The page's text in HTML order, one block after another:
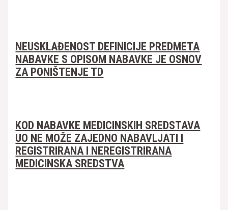
NEUSKLAĐENOST DEFINICIJE PREDMETA
NABAVKE S OPISOM NABAVKE JE OSNOV
ZA PONIŠTENJE TD
KOD NABAVKE MEDICINSKIH SREDSTAVA
UO NE MOŽE ZAJEDNO NABAVLJATI I
REGISTRIRANA I NEREGISTRIRANA
MEDICINSKA SREDSTVA